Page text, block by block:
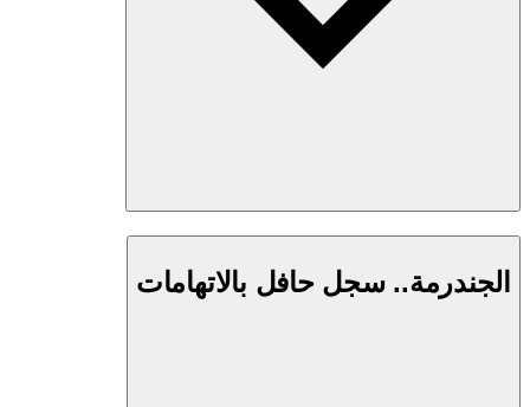
الجندرمة.. سجل حافل بالاتهامات